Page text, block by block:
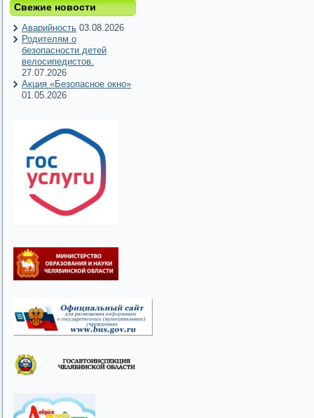
периоду
Свежие новости
Аварийность 03.08.2026
Родителям о
безопасности детей
велосипедистов.
27.07.2026
Акция «Безопасное окно»
01.05.2026